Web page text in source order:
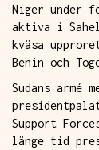
Niger under
aktiva i
kväsa
Benin och
Sudans
Support
länge tid